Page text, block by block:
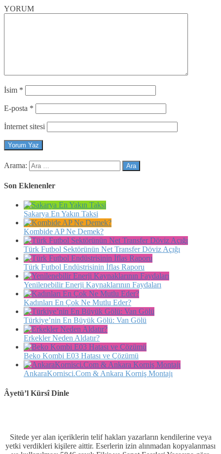
YORUM
İsim *
E-posta *
İnternet sitesi
Arama:
Son Eklenenler
Sakarya En Yakın Taksi
Kombide AP Ne Demek?
Türk Futbol Sektörünün Net Transfer Döviz Açığı
Türk Futbol Endüstrisinin İflas Raporu
Yenilenebilir Enerji Kaynaklarının Faydaları
Kadınları En Çok Ne Mutlu Eder?
Türkiye’nin En Büyük Gölü: Van Gölü
Erkekler Neden Aldatır?
Beko Kombi E03 Hatası ve Çözümü
AnkaraKornisci.Com & Ankara Korniş Montajı
Âyetü’l Kürsî Dinle
Sitede yer alan içeriklerin telif hakları yazarların kendilerine veya
yetki verdikleri kişilere aittir. Eserlerin izin alınmadan kopyalanması